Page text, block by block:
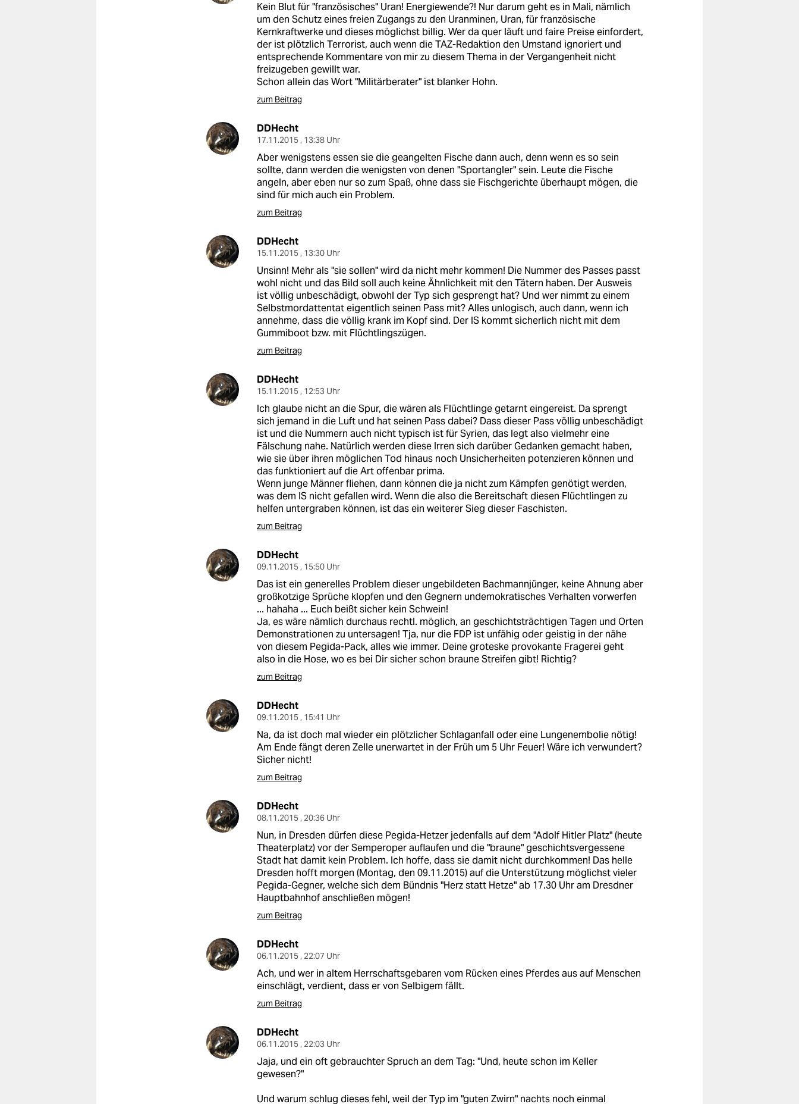
Kein Blut für "französisches" Uran! Energiewende?! Nur darum geht es in Mali, nämlich
um den Schutz eines freien Zugangs zu den Uranminen, Uran, für französische
Kernkraftwerke und dieses möglichst billig. Wer da quer läuft und faire Preise einfordert,
der ist plötzlich Terrorist, auch wenn die TAZ-Redaktion den Umstand ignoriert und
entsprechende Kommentare von mir zu diesem Thema in der Vergangenheit nicht
freizugeben gewillt war.
Schon allein das Wort "Militärberater" ist blanker Hohn.
zum Beitrag
DDHecht
17.11.2015 , 13:38 Uhr
Aber wenigstens essen sie die geangelten Fische dann auch, denn wenn es so sein
sollte, dann werden die wenigsten von denen "Sportangler" sein. Leute die Fische
angeln, aber eben nur so zum Spaß, ohne dass sie Fischgerichte überhaupt mögen, die
sind für mich auch ein Problem.
zum Beitrag
DDHecht
15.11.2015 , 13:30 Uhr
Unsinn! Mehr als "sie sollen" wird da nicht mehr kommen! Die Nummer des Passes passt
wohl nicht und das Bild soll auch keine Ähnlichkeit mit den Tätern haben. Der Ausweis
ist völlig unbeschädigt, obwohl der Typ sich gesprengt hat? Und wer nimmt zu einem
Selbstmordattentat eigentlich seinen Pass mit? Alles unlogisch, auch dann, wenn ich
annehme, dass die völlig krank im Kopf sind. Der IS kommt sicherlich nicht mit dem
Gummiboot bzw. mit Flüchtlingszügen.
zum Beitrag
DDHecht
15.11.2015 , 12:53 Uhr
Ich glaube nicht an die Spur, die wären als Flüchtlinge getarnt eingereist. Da sprengt
sich jemand in die Luft und hat seinen Pass dabei? Dass dieser Pass völlig unbeschädigt
ist und die Nummern auch nicht typisch ist für Syrien, das legt also vielmehr eine
Fälschung nahe. Natürlich werden diese Irren sich darüber Gedanken gemacht haben,
wie sie über ihren möglichen Tod hinaus noch Unsicherheiten potenzieren können und
das funktioniert auf die Art offenbar prima.
Wenn junge Männer fliehen, dann können die ja nicht zum Kämpfen genötigt werden,
was dem IS nicht gefallen wird. Wenn die also die Bereitschaft diesen Flüchtlingen zu
helfen untergraben können, ist das ein weiterer Sieg dieser Faschisten.
zum Beitrag
DDHecht
09.11.2015 , 15:50 Uhr
Das ist ein generelles Problem dieser ungebildeten Bachmannjünger, keine Ahnung aber
großkotzige Sprüche klopfen und den Gegnern undemokratisches Verhalten vorwerfen
... hahaha ... Euch beißt sicher kein Schwein!
Ja, es wäre nämlich durchaus rechtl. möglich, an geschichtsträchtigen Tagen und Orten
Demonstrationen zu untersagen! Tja, nur die FDP ist unfähig oder geistig in der nähe
von diesem Pegida-Pack, alles wie immer. Deine groteske provokante Fragerei geht
also in die Hose, wo es bei Dir sicher schon braune Streifen gibt! Richtig?
zum Beitrag
DDHecht
09.11.2015 , 15:41 Uhr
Na, da ist doch mal wieder ein plötzlicher Schlaganfall oder eine Lungenembolie nötig!
Am Ende fängt deren Zelle unerwartet in der Früh um 5 Uhr Feuer! Wäre ich verwundert?
Sicher nicht!
zum Beitrag
DDHecht
08.11.2015 , 20:36 Uhr
Nun, in Dresden dürfen diese Pegida-Hetzer jedenfalls auf dem "Adolf Hitler Platz" (heute
Theaterplatz) vor der Semperoper auflaufen und die "braune" geschichtsvergessene
Stadt hat damit kein Problem. Ich hoffe, dass sie damit nicht durchkommen! Das helle
Dresden hofft morgen (Montag, den 09.11.2015) auf die Unterstützung möglichst vieler
Pegida-Gegner, welche sich dem Bündnis "Herz statt Hetze" ab 17.30 Uhr am Dresdner
Hauptbahnhof anschließen mögen!
zum Beitrag
DDHecht
06.11.2015 , 22:07 Uhr
Ach, und wer in altem Herrschaftsgebaren vom Rücken eines Pferdes aus auf Menschen
einschlägt, verdient, dass er von Selbigem fällt.
zum Beitrag
DDHecht
06.11.2015 , 22:03 Uhr
Jaja, und ein oft gebrauchter Spruch an dem Tag: "Und, heute schon im Keller
gewesen?"
Und warum schlug dieses fehl, weil der Typ im "guten Zwirn" nachts noch einmal